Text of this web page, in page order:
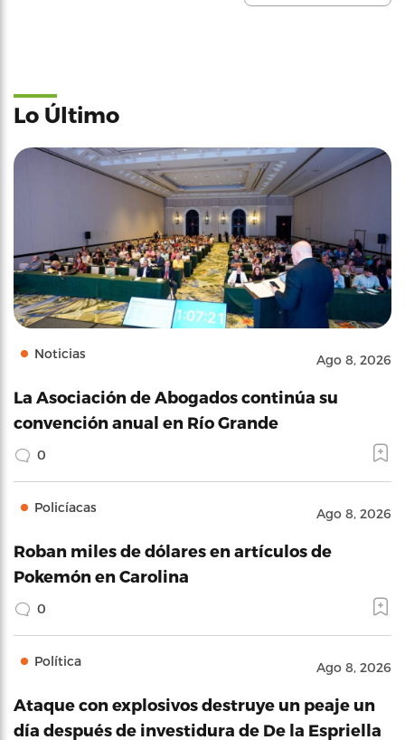
Lo Último
Noticias Ago 8, 2026
La Asociación de Abogados continúa su
convención anual en Río Grande
0
Policíacas Ago 8, 2026
Roban miles de dólares en artículos de
Pokemón en Carolina
0
Política Ago 8, 2026
Ataque con explosivos destruye un peaje un
día después de investidura de De la Espriella